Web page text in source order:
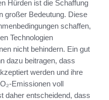
Hürden ist die Schaffung
großer Bedeutung. Diese
schaffen,
Technologien
nicht behindern. Ein gut
dazu beitragen, dass
werden und ihre
Emissionen voll
daher entscheidend, dass